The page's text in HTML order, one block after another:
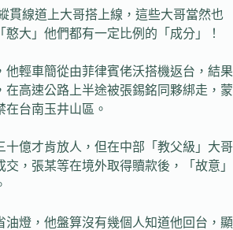
線道上大哥搭上線，這些大哥當然也
大」他們都有一定比例的「成分」！
輕車簡從由菲律賓佬沃搭機返台，結果
在高速公路上半途被張錫銘同夥綁走，蒙
台南玉井山區。
億才肯放人，但在中部「教父級」大哥
，張某等在境外取得贖款後，「故意」
燈，他盤算沒有幾個人知道他回台，顯